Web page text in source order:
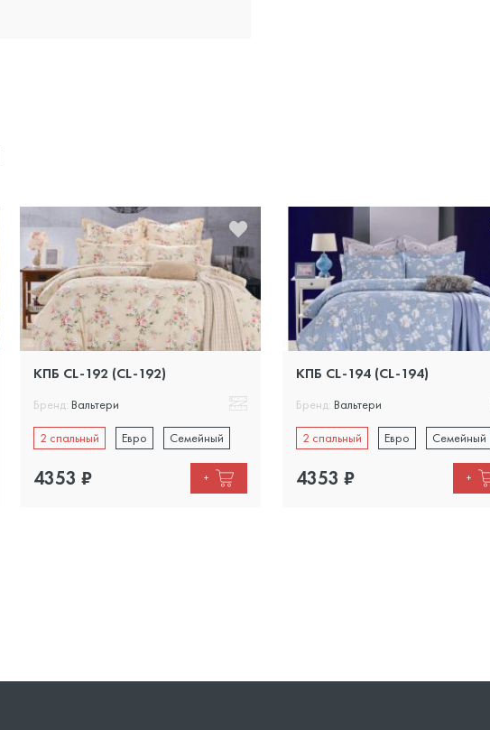
КПБ CL-192 (CL-192)
Бренд: Вальтери
2 спальный Евро Семейный
4353 ₽ +
КПБ CL-194 (CL-194)
Бренд: Вальтери
2 спальный Евро Семейный
4353 ₽ +